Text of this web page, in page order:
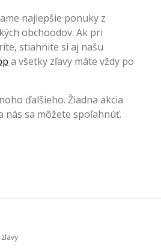
najlepšie ponuky z
obchoodov. Ak pri
stiahnite si aj našu
a všetky zľavy máte vždy po
ďalšieho. Žiadna akcia
nás sa môžete spoľahnúť.